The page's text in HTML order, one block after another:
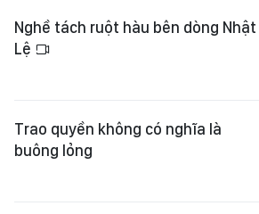
Nghề tách ruột hàu bên dòng Nhật
Lệ
Trao quyền không có nghĩa là
buông lỏng